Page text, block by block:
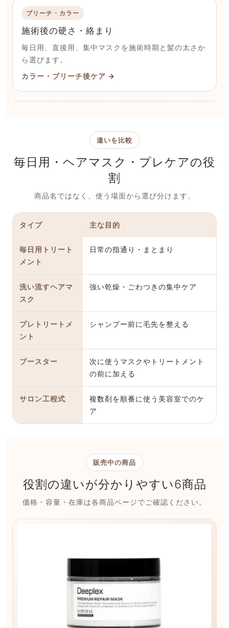
ブリーチ・カラー
施術後の硬さ・絡まり
毎日用、直後用、集中マスクを施術時期と髪の太さか
ら選びます。
カラー・ブリーチ後ケア →
違いを比較
毎日用・ヘアマスク・プレケアの役
割
商品名ではなく、使う場面から選び分けます。
タイプ 主な目的
毎日用トリート
メント
日常の指通り・まとまり
洗い流すヘアマ
スク
強い乾燥・ごわつきの集中ケア
プレトリートメ
ント
シャンプー前に毛先を整える
ブースター
次に使うマスクやトリートメント
の前に加える
サロン工程式
複数剤を順番に使う美容室でのケ
ア
販売中の商品
役割の違いが分かりやすい6商品
価格・容量・在庫は各商品ページでご確認ください。